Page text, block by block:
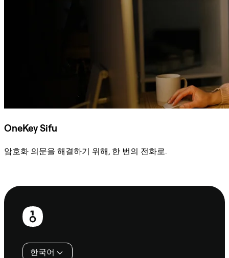
OneKey Sifu
암호화 의문을 해결하기 위해, 한 번의 전화로.
보
한국어